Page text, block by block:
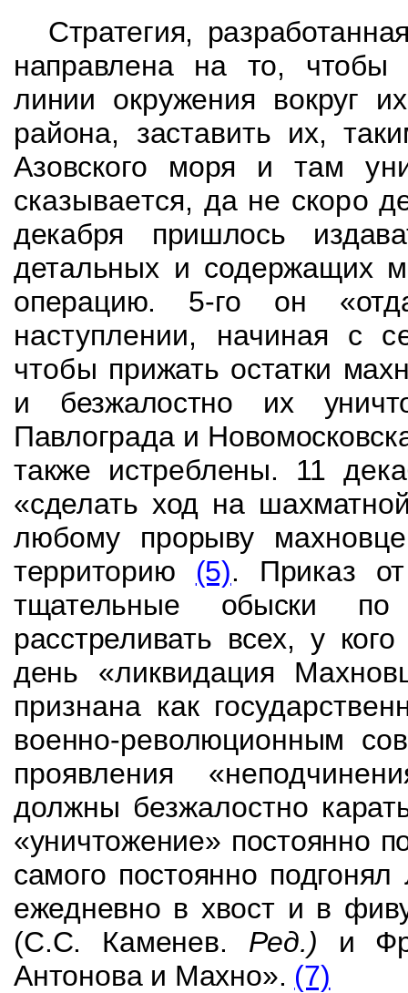
Стратегия,
направлена на то, чтобы
линии окружения вокруг
района, заставить их,
Азовского моря итам
сказывается, да не скоро
декабря пришлось
детальных и содержащих
операцию. 5-го он
наступлении, начиная с
чтобы прижать остатки
и безжалостно их
Павлограда и
также истреблены. 11
«сделать ход на
любому прорыву
территорию (5). Приказ
тщательные обыски
расстреливать всех, у
день «ликвидация
признана как
военно-революционным
проявления
должны безжалостно
«уничтожение» постоянно
самого постоянно
ежедневно в хвост и в
(С.С. Каменев.
Ред.) и
Антонова и Махно». (7)